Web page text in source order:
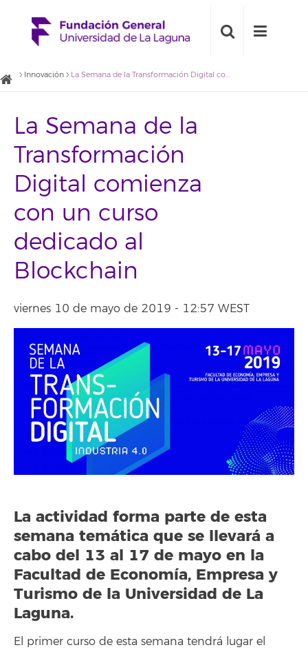
Innovación La Semana de la Transformación Digital comienza con un curso dedicado al Blockchain
La Semana de la
Transformación
Digital comienza
con un curso
dedicado al
Blockchain
viernes 10 de mayo de 2019 - 12:57 WEST
La actividad forma parte de esta
semana temática que se llevará a
cabo del 13 al 17 de mayo en la
Facultad de Economía, Empresa y
Turismo de la Universidad de La
Laguna.
El primer curso de esta semana tendrá lugar el